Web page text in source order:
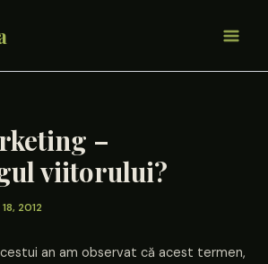
–
viitorului?
2012
an am observat că acest termen,